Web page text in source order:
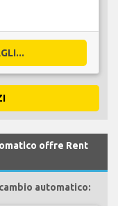
offre Rent
automatico: